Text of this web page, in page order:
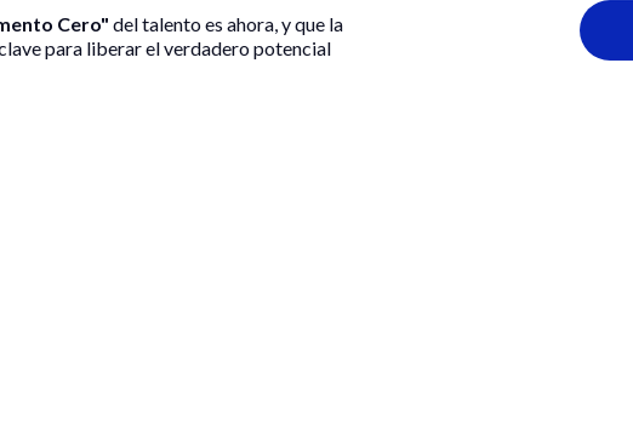
Cero" del talento es ahora, y que la
para liberar el verdadero potencial